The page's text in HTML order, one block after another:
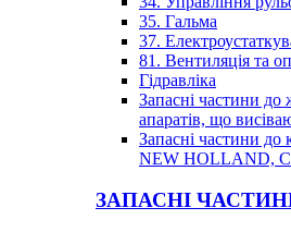
35. Гальма
37.
81. Вентиляція та
Гідравліка
Запасні частини до
апаратів, що
Запасні частини
NEW HOLLAND,
ЗАПАСНІ